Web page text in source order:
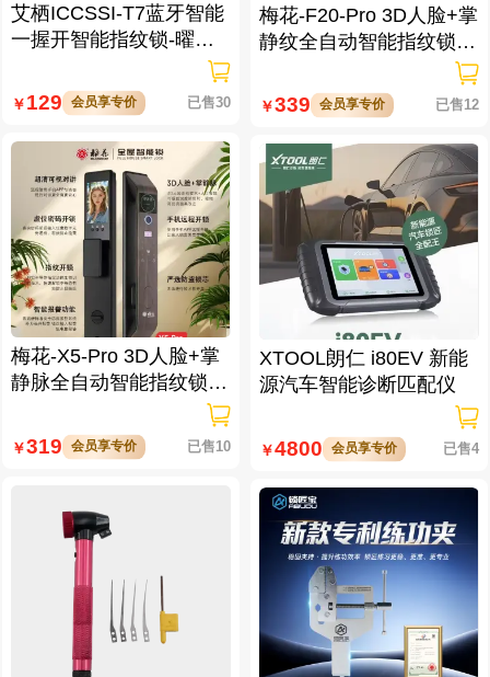
艾栖ICCSSI-T7蓝牙智能
一握开智能指纹锁-曜石
黑 多方式开锁 蓝牙智能
管理
￥129 会员享专价 已售30
梅花-X5-Pro 3D人脸+掌
静脉全自动智能指纹锁
大屏可视对讲 虚位密码
防窥视
￥319 会员享专价 已售10
梅花-F20-Pro 3D人脸+掌
静纹全自动智能指纹锁
逗留抓拍 高清可视对讲
￥339 会员享专价 已售12
XTOOL朗仁 i80EV 新能
源汽车智能诊断匹配仪
￥4800 会员享专价 已售4